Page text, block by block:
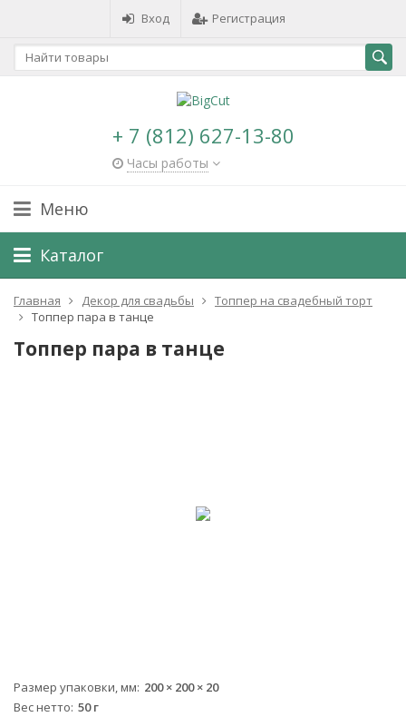
Вход Регистрация
+ 7 (812) 627-13-80
Часы работы
Меню
Каталог
Главная Декор для свадьбы
Топпер на свадебный торт
Топпер пара в танце
Топпер пара в танце
Размер упаковки, мм 200 × 200 × 20
Вес нетто 50 г